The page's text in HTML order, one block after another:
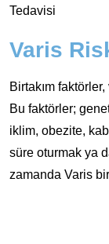
Tedavisi
Varis
Birtakım
Bu faktörler;
iklim, obezite,
süre oturmak ya
zamanda Varis bir